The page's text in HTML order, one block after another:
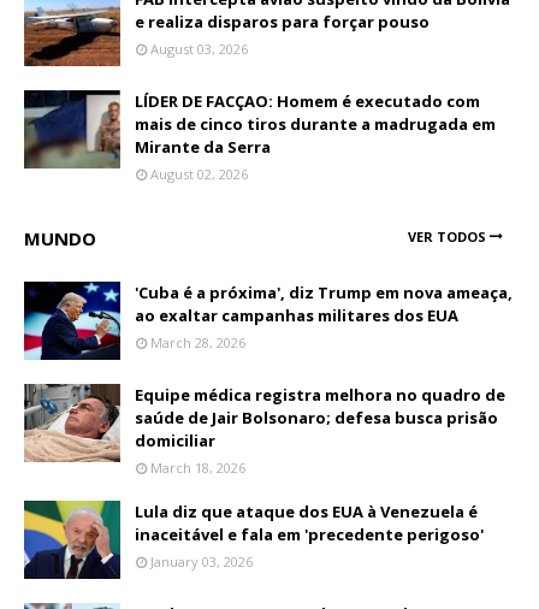
e realiza disparos para forçar pouso
August 03, 2026
LÍDER DE FACÇAO: Homem é executado com
mais de cinco tiros durante a madrugada em
Mirante da Serra
August 02, 2026
MUNDO VER TODOS
'Cuba é a próxima', diz Trump em nova ameaça,
ao exaltar campanhas militares dos EUA
March 28, 2026
Equipe médica registra melhora no quadro de
saúde de Jair Bolsonaro; defesa busca prisão
domiciliar
March 18, 2026
Lula diz que ataque dos EUA à Venezuela é
inaceitável e fala em 'precedente perigoso'
January 03, 2026